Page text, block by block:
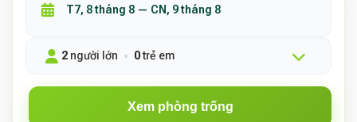
2 người lớn 0trẻ em
Xem phòng trống